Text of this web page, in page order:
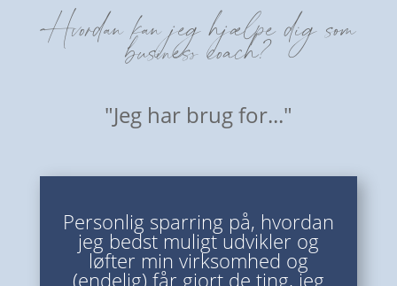
Hvordan kan jeg hjælpe dig som
business coach?
"Jeg har brug for..."
Personlig sparring på, hvordan
jeg bedst muligt udvikler og
løfter min virksomhed og
(endelig) får gjort de ting, jeg